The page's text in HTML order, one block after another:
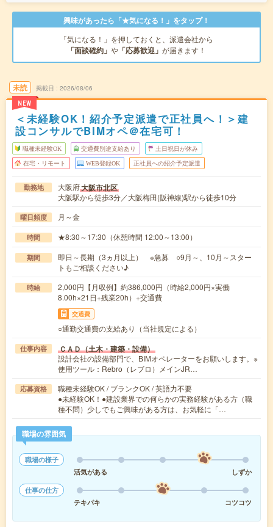
興味があったら「★気になる！」をタップ！
「気になる！」を押しておくと、派遣会社から
「面談確約」 や 「応募歓迎」 が届きます！
未読
NEW
掲載日 2026/08/06
＜未経験OK！紹介予定派遣で正社員へ！＞建
設コンサルでBIMオペ＠在宅可！
職種未経験OK 交通費別途支給あり 土日祝日が休み
在宅・リモート WEB登録OK 正社員への紹介予定派遣
勤務地 大阪府大阪市北区
大阪駅から徒歩3分／大阪梅田(阪神線)駅から徒歩10分
曜日頻度 月～金
時間 ★8:30～17:30（休憩時間 12:00～13:00）
期間
即日～長期（3ヵ月以上） ※急募 ○9月～、10月～スター
トもご相談ください♪
時給
2,000円【月収例】約386,000円（時給2,000円×実働
8.00h×21日+残業20h）+交通費
交通費
○通勤交通費の支給あり（当社規定による）
仕事内容 ＣＡＤ（土木・建築・設備）
設計会社の設備部門で、BIMオペレーターをお願いします。※
使用ツール：Rebro（レブロ）メインJR…
応募資格
職種未経験OK / ブランクOK / 英語力不要
●未経験OK！●建設業界での何らかの実務経験がある方（職
種不問）少しでもご興味がある方は、お気軽に「…
職場の雰囲気
職場の様子
活気がある
しずか
仕事の仕方
テキパキ
コツコツ